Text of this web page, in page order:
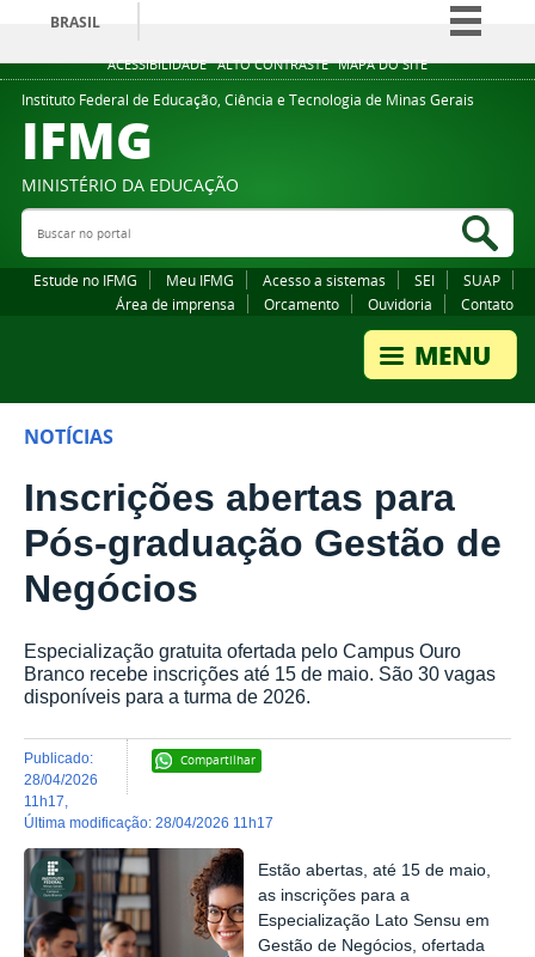
ACESSIBILIDADE ALTO CONTRASTE MAPA DO SITE
BRASIL
Simplifique!
Comunica BR
Legislação
Instituto Federal de Educação, Ciência e Tecnologia de Minas Gerais
IFMG
MINISTÉRIO DA EDUCAÇÃO
Buscar no portal
Estude no IFMG Meu IFMG Acesso a sistemas SEI
SUAP
Área de imprensa
Orcamento Ouvidoria Contato
NOTÍCIAS
Inscrições abertas para
Pós-graduação Gestão de
Negócios
Especialização gratuita ofertada pelo Campus Ouro
Branco recebe inscrições até 15 de maio. São 30 vagas
disponíveis para a turma de 2026.
Compartilhar
publicado:
28/04/2026
11h17
última modificação: 28/04/2026 11h17
Estão abertas, até 15 de maio,
as inscrições para a
Especialização Lato Sensu em
Gestão de Negócios, ofertada